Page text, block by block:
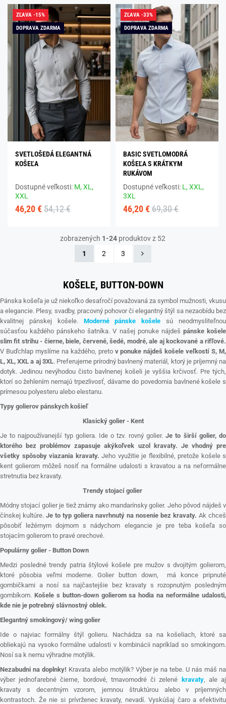
ZĽAVA -15%
DOPRAVA ZDARMA
SVETLOŠEDÁ ELEGANTNÁ
KOŠEĽA
Dostupné veľkosti: M,XL,
XXL
46,20 € 54,12 €
ZĽAVA -33%
DOPRAVA ZDARMA
BASIC SVETLOMODRÁ
KOŠEĽA S KRÁTKYM
RUKÁVOM
Dostupné veľkosti: L,XXL,
3XL
46,20 € 69,30 €
zobrazených 1-24 produktov z 52
1
2 3
KOŠELE, BUTTON-DOWN
Pánska košeľa je už niekoľko desaťročí považovaná za symbol mužnosti, vkusu
a elegancie. Plesy, svadby, pracovný pohovor či elegantný štýl sa nezaobídu bez
kvalitnej pánskej košele. Moderné pánske košele sú neodmysliteľnou
súčasťou každého pánskeho šatníka. V našej ponuke nájdeš pánske košele
slim fit strihu - čierne, biele, červené, šedé, modré, ale aj kockované a rifľové.
V Buďchlap myslíme na každého, preto v ponuke nájdeš košele veľkostí S, M,
L, XL, XXL a aj 3XL. Preferujeme prírodný bavlnený materiál, ktorý je príjemný na
dotyk. Jedinou nevýhodou čisto bavlnenej košeli je vyššia krčivosť. Pre tých,
ktorí so žehlením nemajú trpezlivosť, dávame do povedomia bavlnené košele s
prímesou polyesteru alebo elestanu.
Typy golierov pánskych košieľ
Klasický golier - Kent
Je to najpoužívanejší typ goliera. Ide o tzv. rovný golier.Je to širší golier, do
ktorého bez problémov zapasuje akýkoľvek uzol kravaty. Je vhodný pre
všetky spôsoby viazania kravaty. Jeho využitie je flexibilné, pretože košele s
kent golierom môžeš nosiť na formálne udalosti s kravatou a na neformálne
stretnutia bez kravaty.
Trendy stojací golier
Módny stojací golier je tiež známy ako mandarínsky golier. Jeho pôvod nájdeš v
čínskej kultúre. Je to typ goliera navrhnutý na nosenie bez kravaty. Ak chceš
pôsobiť ležérnym dojmom s nádychom elegancie je pre teba košeľa so
stojacím golierom to pravé orechové.
Populárny golier - Button Down
Medzi posledné trendy patria štýlové košele pre mužov s dvojitým golierom,
ktoré pôsobia veľmi moderne. Golier button down, má konce pripnuté
gombičkami a nosí sa najčastejšie bez kravaty s rozopnutým posledným
gombíkom. Košele s button-down golierom sa hodia na neformálne udalosti,
kde nie je potrebný slávnostný oblek.
Elegantný smokingový/ wing golier
Ide o najviac formálny štýl golieru. Nachádza sa na košeliach, ktoré sa
obliekajú na vysoko formálne udalosti v kombinácii napríklad so smokingom.
Nosí sa k nemu výhradne motýlik.
Nezabudni na doplnky! Kravata alebo motýlik? Výber je na tebe. U nás máš na
výber jednofarebné čierne, bordové, tmavomodré či zelené
kravaty, ale aj
kravaty s decentným vzorom, jemnou štruktúrou alebo v príjemných
kontrastoch. Že nie si prívrženec kravaty, nevadí. Vyskúšaj čaro a efektivitu